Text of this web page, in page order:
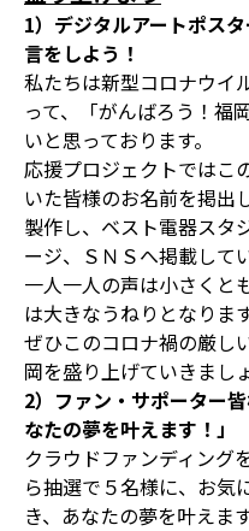
1）デジタルアートポス
言をしよう！
私たちは新型コロナウイ
って、「がんばろう！福
いと思っております。
応援プロジェクトではこ
いた皆様のお名前を掲出
製作し、ベスト電器スタ
ージ、ＳＮＳへ掲載して
一人一人の声は小さくと
は大きなうねりとなります
ぜひこのコロナ禍の厳し
岡を盛り上げていきまし
2）ファン・サポーター
なたの夢を叶えます！」
クラウドファンディング
ら抽選で５名様に、お気
き、あなたの夢を叶えます